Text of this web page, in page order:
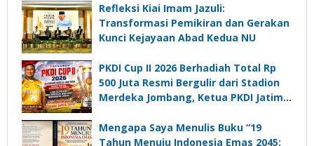
Refleksi Kiai Imam Jazuli:
Transformasi Pemikiran dan Gerakan
Kunci Kejayaan Abad Kedua NU
PKDI Cup II 2026 Berhadiah Total Rp
500 Juta Resmi Bergulir dari Stadion
Merdeka Jombang, Ketua PKDI Jatim:
Komunikasi Kades untuk Memajukan
Desa
Mengapa Saya Menulis Buku “19
Tahun Menuju Indonesia Emas 2045: